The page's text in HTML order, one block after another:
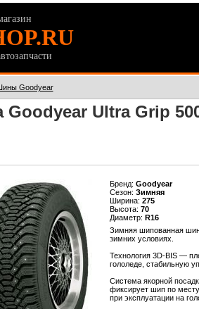
Goodyear
Ultra Grip
Бренд: Goodyear
Сезон: Зимняя
Ширина: 275
Высота: 70
Диаметр: R16
Зимняя шипованная
зимних условиях.
Технология 3D-BIS —
гололеде, стабильную
Система якорной
фиксирует шип по
при эксплуатации на